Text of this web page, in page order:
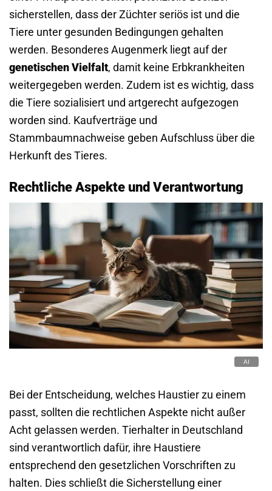
sicherstellen, dass der Züchter seriös ist und die
Tiere unter gesunden Bedingungen gehalten
werden. Besonderes Augenmerk liegt auf der
genetischen Vielfalt, damit keine Erbkrankheiten
weitergegeben werden. Zudem ist es wichtig, dass
die Tiere sozialisiert und artgerecht aufgezogen
worden sind. Kaufverträge und
Stammbaumnachweise geben Aufschluss über die
Herkunft des Tieres.
Rechtliche Aspekte und Verantwortung
Bei der Entscheidung, welches Haustier zu einem
passt, sollten die rechtlichen Aspekte nicht außer
Acht gelassen werden. Tierhalter in Deutschland
sind verantwortlich dafür, ihre Haustiere
entsprechend den gesetzlichen Vorschriften zu
halten. Dies schließt die Sicherstellung einer